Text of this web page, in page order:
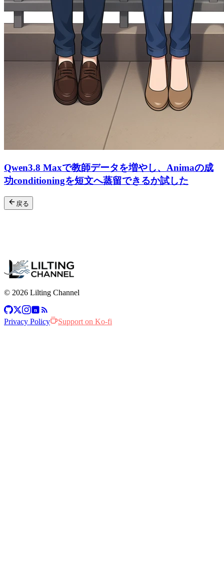
Qwen3.8 Maxで教師データを増やし、Animaの成
功conditioningを短文へ蒸留できるか試した
戻る
© 2026 Lilting Channel
n
Privacy Policy Support on Ko-fi